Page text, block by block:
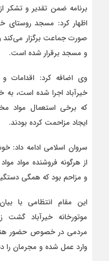
برنامه ضمن تقدیر و تشکر
اظهار کرد: مسجد روستای
صورت جماعت برگزار می‌کند
و مسجد برقرار شده است.
وی اضافه کرد: اقدامات
خیرآباد اجرا شده است، به
که برخی استعمال مواد
ایجاد مزاحمت کرده بودند.
سروان اسلامی ادامه داد:
از هرگونه فروشنده مواد
و مزاحم بود که همگی
این مقام انتظامی با
موتورخانه خیرآباد
مردمی در خصوص حضور
وارد عمل شده و مجرمان را